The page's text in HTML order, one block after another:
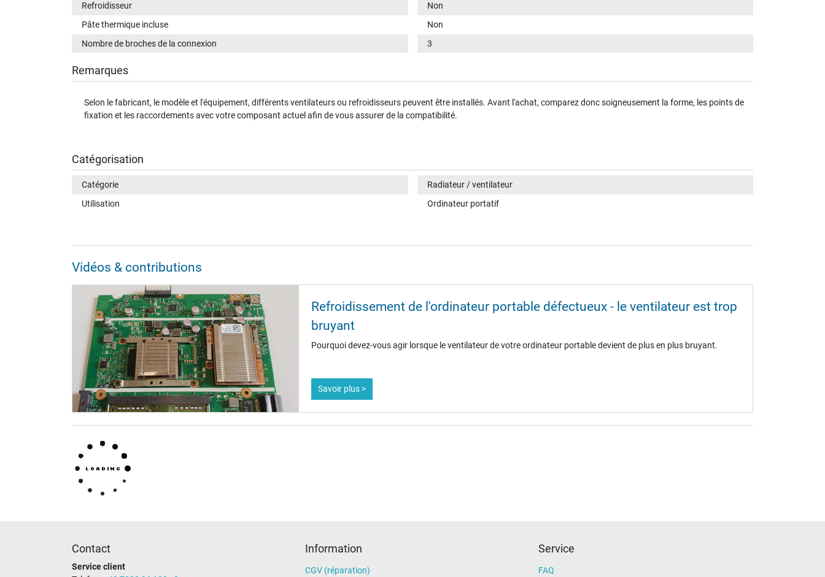
Refroidisseur
Non
Pâte thermique incluse
Non
Nombre de broches de la connexion
3
Remarques
Selon le fabricant, le modèle et l'équipement, différents ventilateurs ou refroidisseurs peuvent être installés. Avant l'achat, comparez donc soigneusement la forme, les points de
fixation et les raccordements avec votre composant actuel afin de vous assurer de la compatibilité.
Catégorisation
Catégorie
Radiateur / ventilateur
Utilisation
Ordinateur portatif
Vidéos & contributions
Refroidissement de l'ordinateur portable défectueux - le ventilateur est trop
bruyant
Pourquoi devez-vous agir lorsque le ventilateur de votre ordinateur portable devient de plus en plus bruyant.
Savoir plus >
Contact
Service client
Information
CGV (réparation)
Service
FAQ